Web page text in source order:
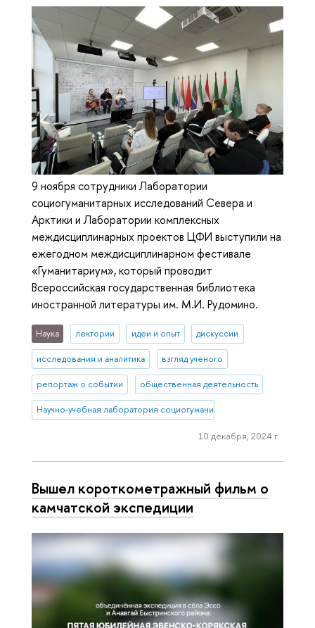
9 ноября сотрудники Лаборатории
социогуманитарных исследований Севера и
Арктики и Лаборатории комплексных
междисциплинарных проектов ЦФИ выступили на
ежегодном междисциплинарном фестивале
«Гуманитариум», который проводит
Всероссийская государственная библиотека
иностранной литературы им. М.И. Рудомино.
Наука лектории идеи и опыт дискуссии
исследования и аналитика взгляд ученого
репортаж о событии общественная деятельность
Научно-учебная лаборатория социогуманитарных исследований
10 декабря, 2024 г.
Вышел короткометражный фильм о
камчатской экспедиции